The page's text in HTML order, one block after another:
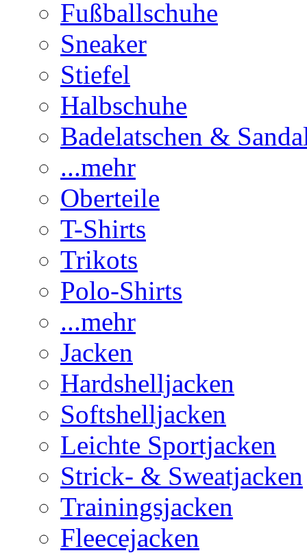
Fußballschuhe
Sneaker
Stiefel
Halbschuhe
Badelatschen &
...mehr
Oberteile
T-Shirts
Trikots
Polo-Shirts
...mehr
Jacken
Hardshelljacken
Softshelljacken
Leichte Sportjacken
Strick- & Sweatjacken
Trainingsjacken
Fleecejacken